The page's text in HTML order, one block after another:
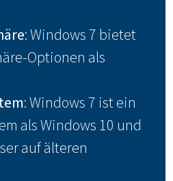
: Windows 7 bietet
Optionen als
: Windows 7 ist ein
als Windows 10 und
auf älteren